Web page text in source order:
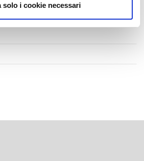
solo i cookie necessari